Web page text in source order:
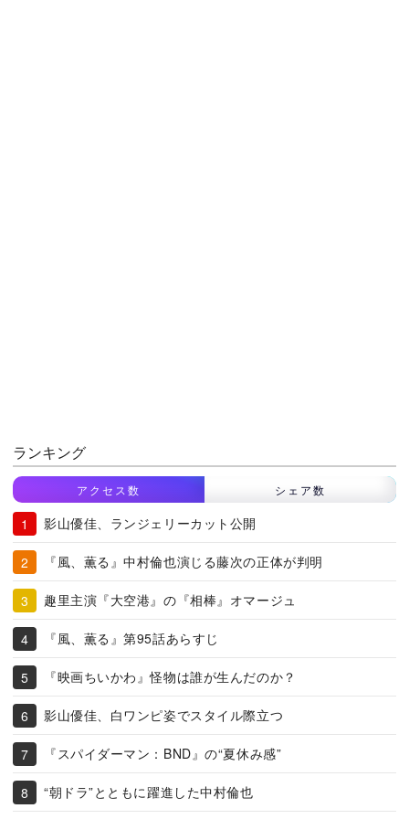
ランキング
アクセス数 シェア数
影山優佳、ランジェリーカット公開
『風、薫る』中村倫也演じる藤次の正体が判明
趣里主演『大空港』の『相棒』オマージュ
『風、薫る』第95話あらすじ
『映画ちいかわ』怪物は誰が生んだのか？
影山優佳、白ワンピ姿でスタイル際立つ
『スパイダーマン：BND』の“夏休み感”
“朝ドラ”とともに躍進した中村倫也